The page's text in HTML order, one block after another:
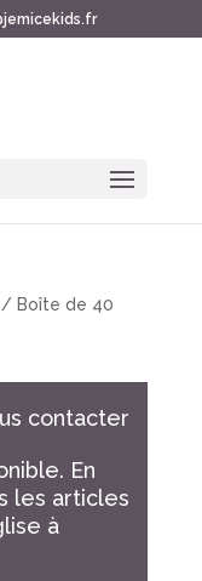
/ Boîte de 40
contacter
En
les articles
à